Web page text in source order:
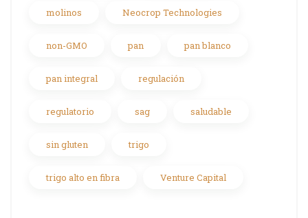
molinos Neocrop Technologies
non-GMO pan pan blanco
pan integral regulación
regulatorio sag saludable
sin gluten trigo
trigo alto en fibra Venture Capital